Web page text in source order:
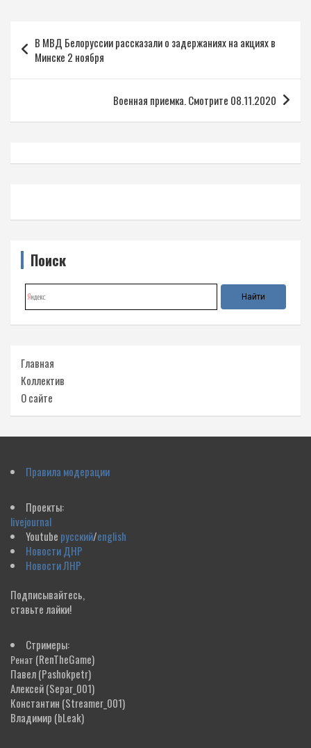
по
записям
В МВД Белоруссии рассказали о задержаниях на акциях в
Минске 2 ноября
Военная приемка. Смотрите 08.11.2020
Поиск
Главная
Коллектив
О сайте
Правила модерации
Проекты:
livejournal
Youtube русский/english
Новости ДНР
Новости ЛНР
Подписывайтесь,
ставьте лайки!
Стримеры:
Ренат (RenTheGame)
Павел(Pashokpetr)
Алексей(Separ_001)
Константин (Streamer_001)
Владимир (bLeak)